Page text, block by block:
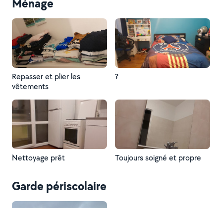
Repasser et plier les
vêtements
?
Nettoyage prêt Toujours soigné et propre
Garde périscolaire